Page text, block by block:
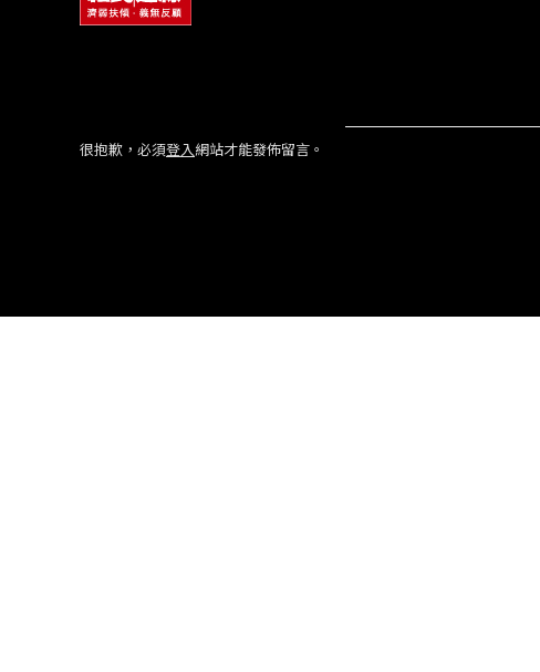
很抱歉，必須登入網站才能發佈留言。